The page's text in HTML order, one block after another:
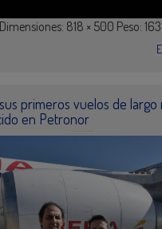
818 × 500 Peso:
primeros vuelos de largo
en Petronor